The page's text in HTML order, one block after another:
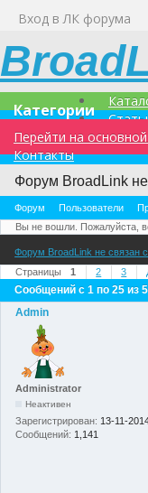
Вход в ЛК форума
Категории
Перейти на
Контакты
Форум BroadLink не
Форум Пользователи
Вы не вошли.
Пожалуйста,
Форум BroadLink не связан
Страницы 1 2 3
Сообщений с 1 по 25 из
Admin
Administrator
Неактивен
Зарегистрирован: 13-11-
Сообщений: 1,141